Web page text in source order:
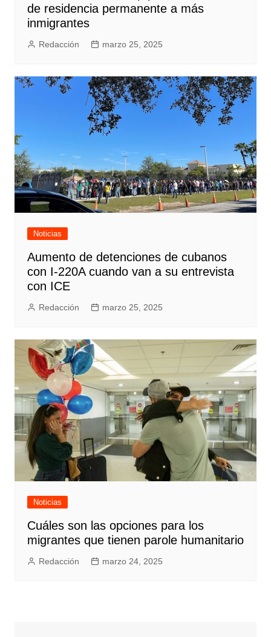
de residencia permanente a más
inmigrantes
Redacción marzo 25, 2025
Noticias
Aumento de detenciones de cubanos
con I-220A cuando van a su entrevista
con ICE
Redacción marzo 25, 2025
Noticias
Cuáles son las opciones para los
migrantes que tienen parole humanitario
Redacción marzo 24, 2025